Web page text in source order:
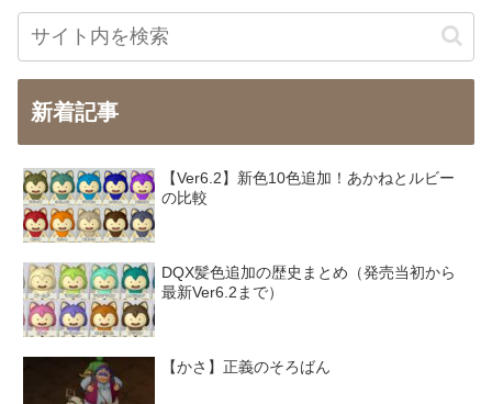
新着記事
【Ver6.2】新色10色追加！あかねとルビー
の比較
DQX髪色追加の歴史まとめ（発売当初から
最新Ver6.2まで）
【かさ】正義のそろばん